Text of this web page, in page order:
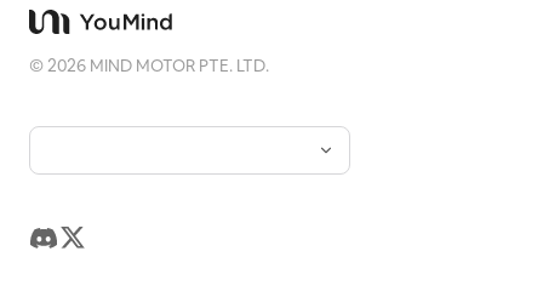
©2026 MIND MOTOR PTE. LTD.